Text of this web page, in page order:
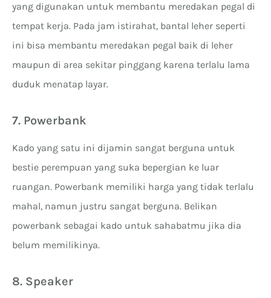
yang digunakan untuk membantu meredakan pegal di
tempat kerja. Pada jam istirahat, bantal leher seperti
ini bisa membantu meredakan pegal baik di leher
maupun di area sekitar pinggang karena terlalu lama
duduk menatap layar.
7. Powerbank
Kado yang satu ini dijamin sangat berguna untuk
bestie perempuan yang suka bepergian ke luar
ruangan. Powerbank memiliki harga yang tidak terlalu
mahal, namun justru sangat berguna. Belikan
powerbank sebagai kado untuk sahabatmu jika dia
belum memilikinya.
8. Speaker